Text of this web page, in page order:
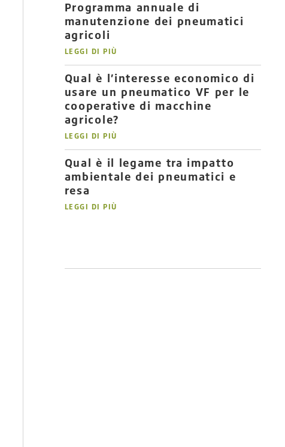
Programma annuale di
manutenzione dei pneumatici
agricoli
LEGGI DI PIÙ
Qual è l’interesse economico di
usare un pneumatico VF per le
cooperative di macchine
agricole?
LEGGI DI PIÙ
Qual è il legame tra impatto
ambientale dei pneumatici e
resa
LEGGI DI PIÙ